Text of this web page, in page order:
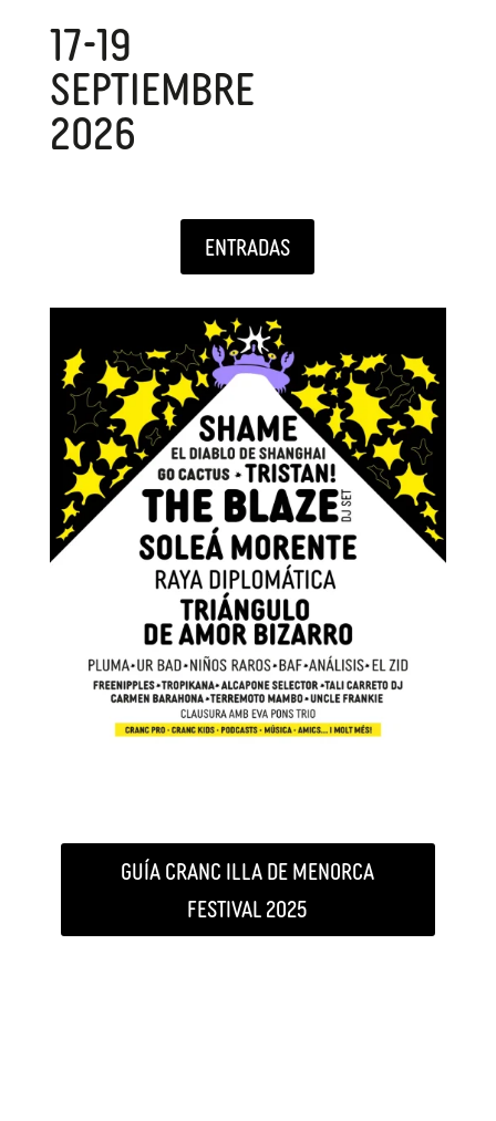
17-19
septiembre
2026
ENTRADAS
GUÍA CRANC ILLA DE MENORCA
FESTIVAL 2025